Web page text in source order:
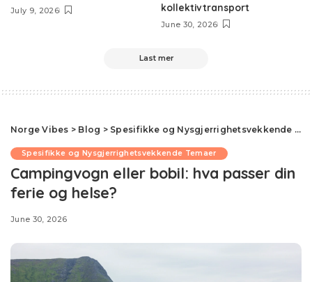
July 9, 2026
kollektivtransport
June 30, 2026
Last mer
Norge Vibes > Blog > Spesifikke og Nysgjerrighetsvekkende Temaer
Spesifikke og Nysgjerrighetsvekkende Temaer
Campingvogn eller bobil: hva passer din
ferie og helse?
June 30, 2026